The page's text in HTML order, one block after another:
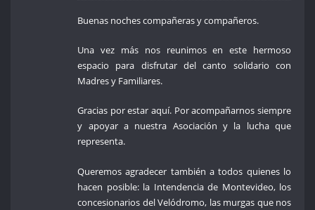
Buenas noches compañeras y compañeros.
Una vez más nos reunimos en este hermoso
espacio para disfrutar del canto solidario con
Madres y Familiares.
Gracias por estar aquí. Por acompañarnos siempre
y apoyar a nuestra Asociación y la lucha que
representa.
Queremos agradecer también a todos quienes lo
hacen posible: la Intendencia de Montevideo, los
concesionarios del Velódromo, las murgas que nos